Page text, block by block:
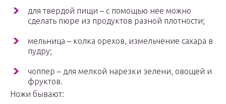
для твердой пищи – с помощью нее можно
сделать пюре из продуктов разной плотности;
мельница – колка орехов, измельчение сахара в
пудру;
чоппер – для мелкой нарезки зелени, овощей и
фруктов.
Ножи бывают: